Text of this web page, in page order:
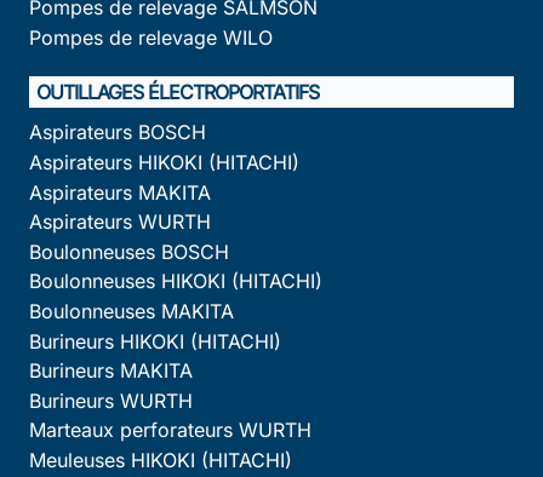
Pompes de relevage SALMSON
Pompes de relevage WILO
OUTILLAGES ÉLECTROPORTATIFS
Aspirateurs BOSCH
Aspirateurs HIKOKI (HITACHI)
Aspirateurs MAKITA
Aspirateurs WURTH
Boulonneuses BOSCH
Boulonneuses HIKOKI (HITACHI)
Boulonneuses MAKITA
Burineurs HIKOKI (HITACHI)
Burineurs MAKITA
Burineurs WURTH
Marteaux perforateurs WURTH
Meuleuses HIKOKI (HITACHI)